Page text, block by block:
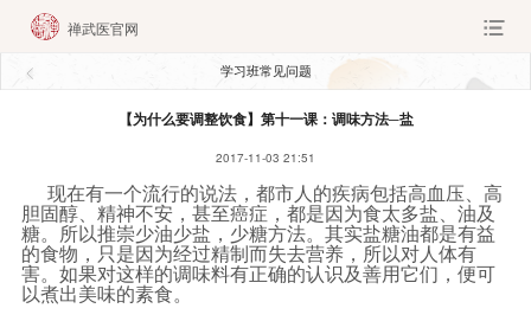
禅武医官网
学习班常见问题
【为什么要调整饮食】第十一课：调味方法─盐
2017-11-03 21:51
现在有一个流行的说法，都市人的疾病包括高血压、高
胆固醇、精神不安，甚至癌症，都是因为食太多盐、油及
糖。所以推崇少油少盐，少糖方法。其实盐糖油都是有益
的食物，只是因为经过精制而失去营养，所以对人体有
害。如果对这样的调味料有正确的认识及善用它们，便可
以煮出美味的素食。